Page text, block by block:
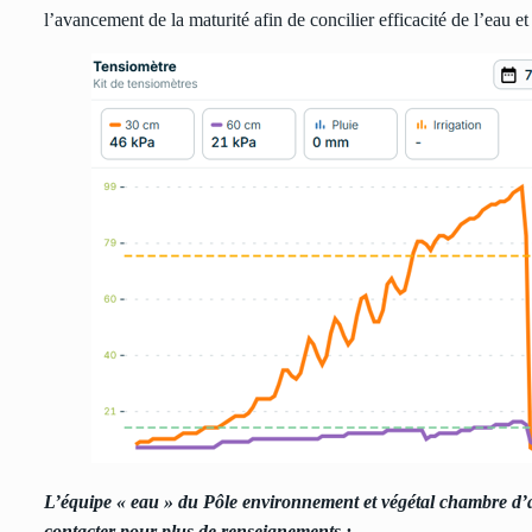
l’avancement de la maturité afin de concilier efficacité de l’eau
L’équipe « eau » du Pôle environnement et végétal chambre